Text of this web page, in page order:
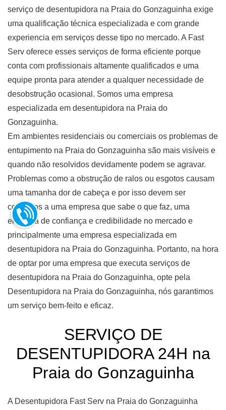
serviço de desentupidora na Praia do Gonzaguinha exige
uma qualificação técnica especializada e com grande
experiencia em serviços desse tipo no mercado. A Fast
Serv oferece esses serviços de forma eficiente porque
conta com profissionais altamente qualificados e uma
equipe pronta para atender a qualquer necessidade de
desobstrução ocasional. Somos uma empresa
especializada em desentupidora na Praia do
Gonzaguinha.
Em ambientes residenciais ou comerciais os problemas de
entupimento na Praia do Gonzaguinha são mais visíveis e
quando não resolvidos devidamente podem se agravar.
Problemas como a obstrução de ralos ou esgotos causam
uma tamanha dor de cabeça e por isso devem ser
confiados a uma empresa que sabe o que faz, uma
empresa de confiança e credibilidade no mercado e
principalmente uma empresa especializada em
desentupidora na Praia do Gonzaguinha. Portanto, na hora
de optar por uma empresa que executa serviços de
desentupidora na Praia do Gonzaguinha, opte pela
Desentupidora na Praia do Gonzaguinha, nós garantimos
um serviço bem-feito e eficaz.
SERVIÇO DE
DESENTUPIDORA 24H na
Praia do Gonzaguinha
A Desentupidora Fast Serv na Praia do Gonzaguinha